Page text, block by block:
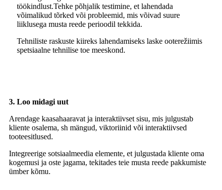
töökindlust.Tehke põhjalik testimine, et lahendada
võimalikud tõrked või probleemid, mis võivad suure
liiklusega musta reede perioodil tekkida.
Tehniliste raskuste kiireks lahendamiseks laske ooterežiimis
spetsiaalne tehnilise toe meeskond.
3. Loo midagi uut
Arendage kaasahaaravat ja interaktiivset sisu, mis julgustab
kliente osalema, sh mängud, viktoriinid või interaktiivsed
tooteesitlused.
Integreerige sotsiaalmeedia elemente, et julgustada kliente oma
kogemusi ja oste jagama, tekitades teie musta reede pakkumiste
ümber kõmu.